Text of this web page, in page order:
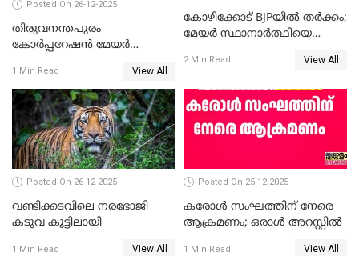
Posted On 26-12-2025
തിരുവനന്തപുരം
കോര്‍പ്പറേഷന്‍ മേയര്‍
ഹൈക്കോടതിയിലേക്ക്;
സത്യപ്രതിജ്ഞ ചടങ്ങില്‍
ചട്ടലംഘനമെന്ന് പാർട്ടി
1 Min Read View All
കോഴിക്കോട് BJPയിൽ തർക്കം;
മേയർ സ്ഥാനാർത്ഥിയെ
2 Min Read View All
Posted On 26-12-2025
വണ്ടിക്കടവിലെ നരഭോജി
കടുവ കൂട്ടിലായി
1 Min Read View All
Posted On 25-12-2025
കരോള്‍ സംഘത്തിന് നേരെ
ആക്രമണം; ഒരാള്‍ അറസ്റ്റില്‍
1 Min Read View All